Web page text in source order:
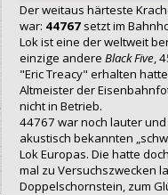
Der weitaus härteste
war: 44767setzt im
Lok ist eine der weltweit
einzige andere Black Five,
"Eric Treacy" erhalten
Altmeister der
nicht in Betrieb.
44767 war noch lauter
akustisch bekannten
Lok Europas. Die hatte
mal zu Versuchszwecken
Doppelschornstein, zum